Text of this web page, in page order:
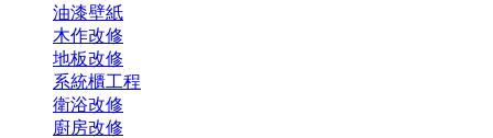
油漆壁紙
木作改修
地板改修
系統櫃工程
衛浴改修
廚房改修